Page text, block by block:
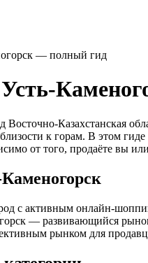
— полный гид
Казахстанская
к горам. В этом
от того, продаёте вы
с активным онлайн-
— развивающийся
рынком для